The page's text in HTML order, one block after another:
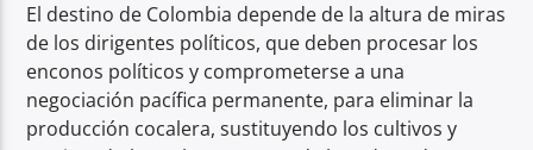
El destino de Colombia depende de la altura de miras
de los dirigentes políticos, que deben procesar los
enconos políticos y comprometerse a una
negociación pacífica permanente, para eliminar la
producción cocalera, sustituyendo los cultivos y